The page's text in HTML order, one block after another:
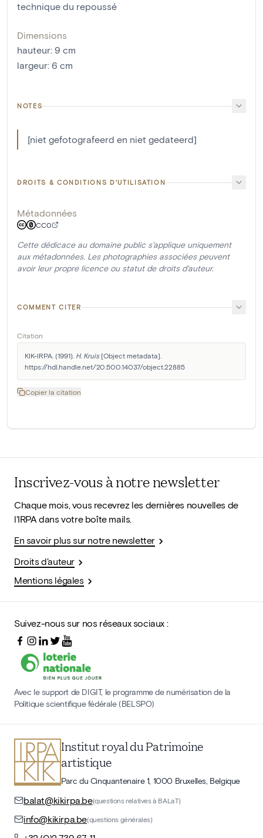
technique du repoussé
Dimensions
hauteur: 9 cm
largeur: 6 cm
NOTES
[niet gefotografeerd en niet gedateerd]
DROITS & CONDITIONS D'UTILISATION
Métadonnées
CC0
Cette dédicace au domaine public s'applique uniquement
aux métadonnées. Les photographies associées peuvent
avoir leur propre licence ou statut de droits d'auteur.
COMMENT CITER
Citation
KIK-IRPA. (1991). H. Kruis [Object metadata].
https://hdl.handle.net/20.500.14037/object.22885
Copier la citation
Inscrivez-vous à notre newsletter
Chaque mois, vous recevrez les dernières nouvelles de
l'IRPA dans votre boîte mails.
En savoir plus sur notre newsletter
Droits d'auteur
Mentions légales
Suivez-nous sur nos réseaux sociaux :
Avec le support de DIGIT, le programme de numérisation de la
Politique scientifique fédérale (BELSPO)
Institut royal du Patrimoine
artistique
Parc du Cinquantenaire 1, 1000 Bruxelles, Belgique
balat@kikirpa.be(questions relatives à BALaT)
info@kikirpa.be(questions générales)